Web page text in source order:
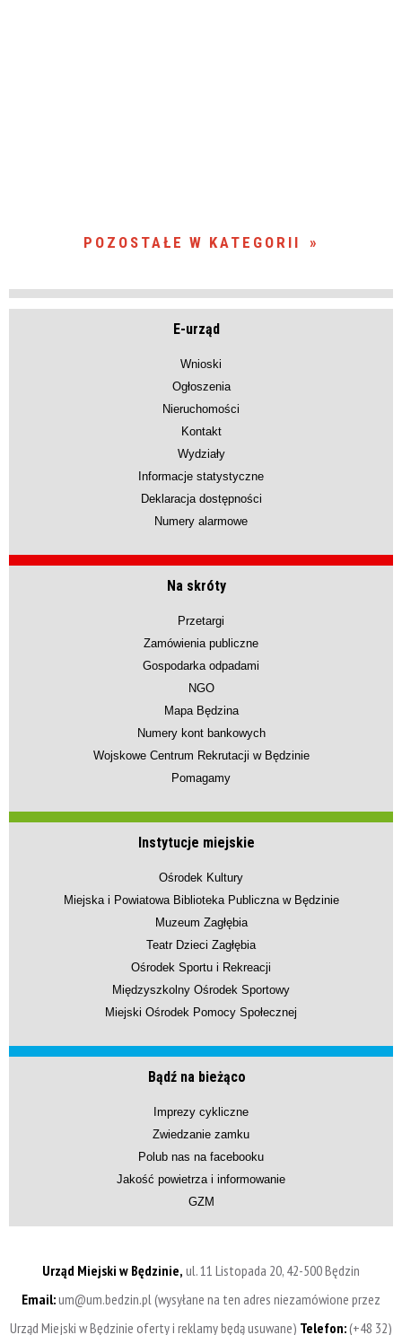
POZOSTAŁE W KATEGORII
E-urząd
Wnioski
Ogłoszenia
Nieruchomości
Kontakt
Wydziały
Informacje statystyczne
Deklaracja dostępności
Numery alarmowe
Na skróty
Przetargi
Zamówienia publiczne
Gospodarka odpadami
NGO
Mapa Będzina
Numery kont bankowych
Wojskowe Centrum Rekrutacji w Będzinie
Pomagamy
Instytucje miejskie
Ośrodek Kultury
Miejska i Powiatowa Biblioteka Publiczna w Będzinie
Muzeum Zagłębia
Teatr Dzieci Zagłębia
Ośrodek Sportu i Rekreacji
Międzyszkolny Ośrodek Sportowy
Miejski Ośrodek Pomocy Społecznej
Bądź na bieżąco
Imprezy cykliczne
Zwiedzanie zamku
Polub nas na facebooku
Jakość powietrza i informowanie
GZM
Urząd Miejski w Będzinie, ul. 11 Listopada 20, 42-500 Będzin
Email:um@um.bedzin.pl (wysyłane na ten adres niezamówione przez
Urząd Miejski w Będzinie oferty i reklamy będą usuwane) Telefon:(+48 32)